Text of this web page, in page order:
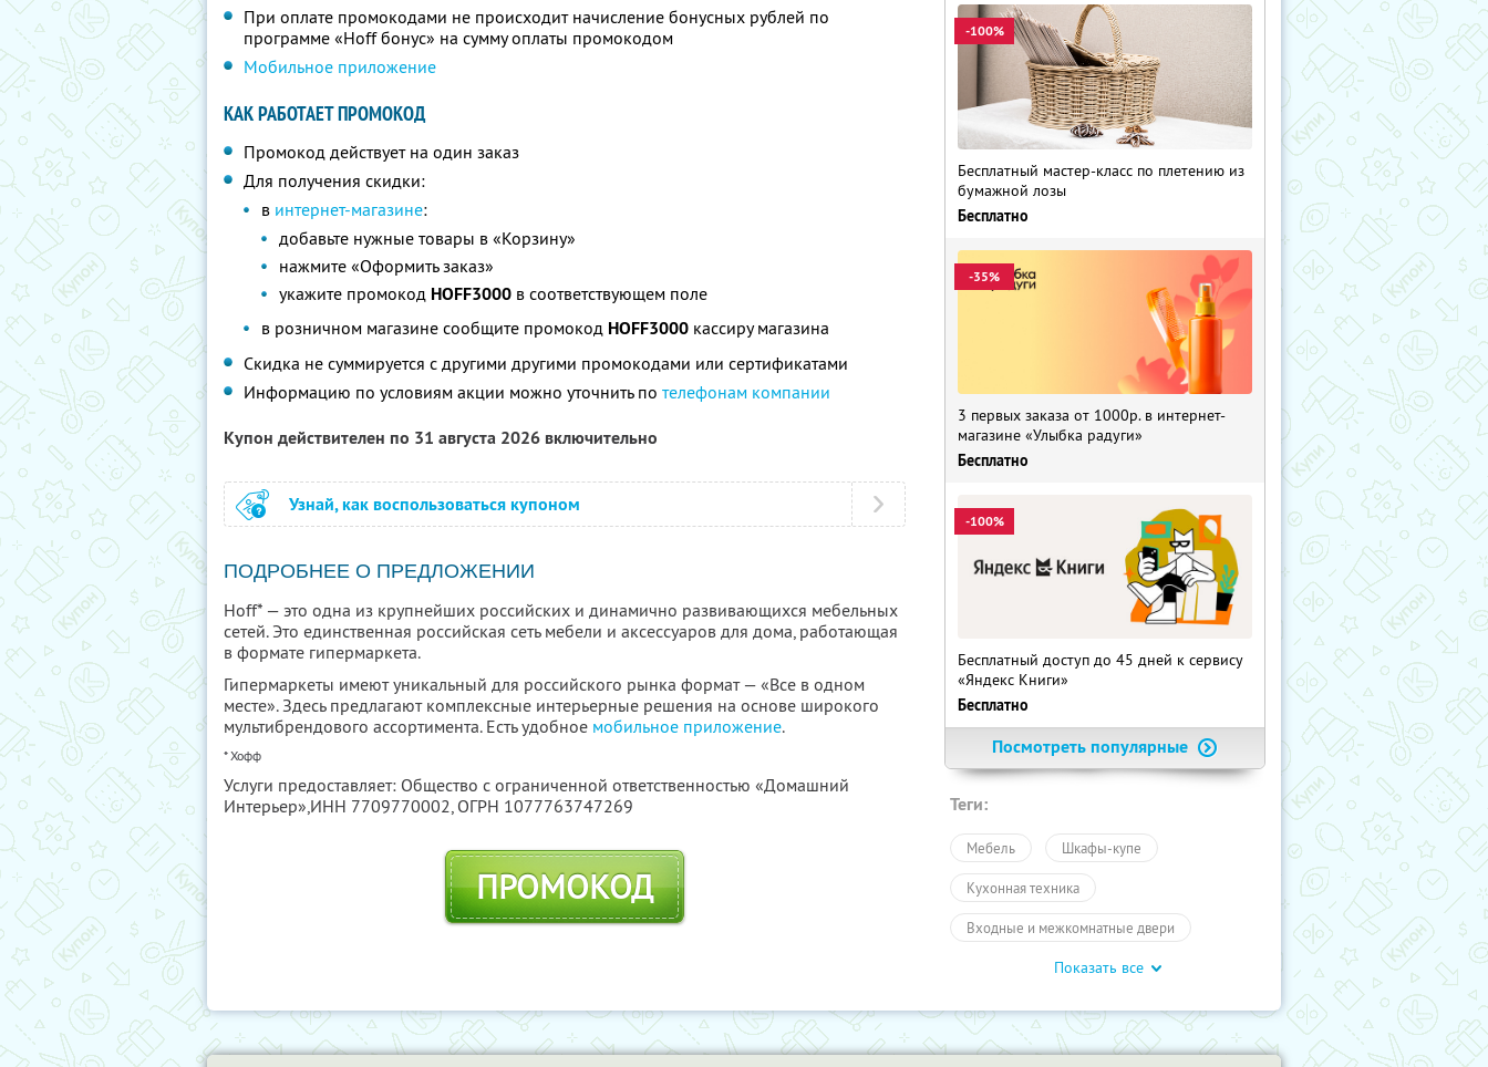
При оплате промокодами не происходит начисление бонусных рублей по
программе «Hoff бонус» на сумму оплаты промокодом
Мобильное приложение
КАК РАБОТАЕТ ПРОМОКОД
Промокод действует на один заказ
Для получения скидки:
в интернет-магазине:
добавьте нужные товары в «Корзину»
нажмите «Оформить заказ»
укажите промокод HOFF3000 в соответствующем поле
в розничном магазине сообщите промокод HOFF3000 кассиру магазина
Скидка не суммируется с другими другими промокодами или сертификатами
Информацию по условиям акции можно уточнить по телефонам компании
Купон действителен по 31 августа 2026 включительно
Узнай, как воспользоваться купоном
ПОДРОБНЕЕ О ПРЕДЛОЖЕНИИ
Hoff* — это одна из крупнейших российских и динамично развивающихся мебельных
сетей. Это единственная российская сеть мебели и аксессуаров для дома, работающая
в формате гипермаркета.
Гипермаркеты имеют уникальный для российского рынка формат — «Все в одном
месте». Здесь предлагают комплексные интерьерные решения на основе широкого
мультибрендового ассортимента. Есть удобное мобильное приложение.
* Хофф
Услуги предоставляет: Общество с ограниченной ответственностью «Домашний
Интерьер»,ИНН 7709770002, ОГРН 1077763747269
ПРОМОКОД
-100%
Бесплатный мастер-класс по плетению из
бумажной лозы
Бесплатно
-35%
3 первых заказа от 1000р. в интернет-
магазине «Улыбка радуги»
Бесплатно
-100%
Бесплатный доступ до 45 дней к сервису
«Яндекс Книги»
Бесплатно
Посмотреть популярные
Теги:
Мебель Шкафы-купе
Кухонная техника
Входные и межкомнатные двери
Товары Разное
Промокоды Для дома и дачи
ПолучиКупон
Показать все